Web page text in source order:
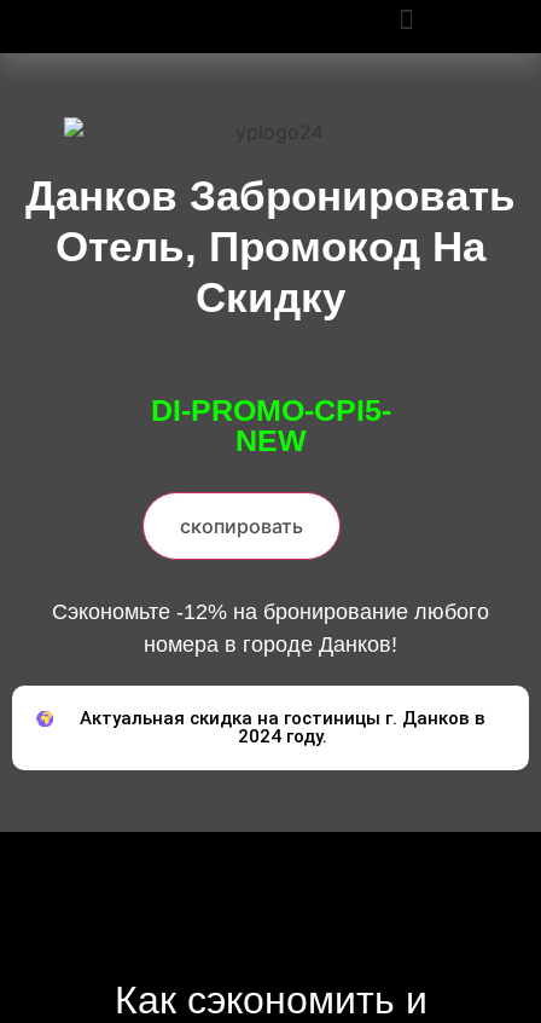
Данков Забронировать
Отель, Промокод На
Скидку
DI-PROMO-CPI5-
NEW
скопировать
Сэкономьте -12% на бронирование любого
номера в городе Данков!
Актуальная скидка на гостиницы г. Данков в
2024 году.
Как сэкономить и